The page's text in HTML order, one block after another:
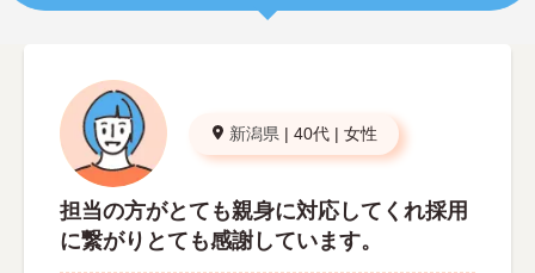
新潟県 | 40代 | 女性
担当の方がとても親身に対応してくれ採用
に繋がりとても感謝しています。